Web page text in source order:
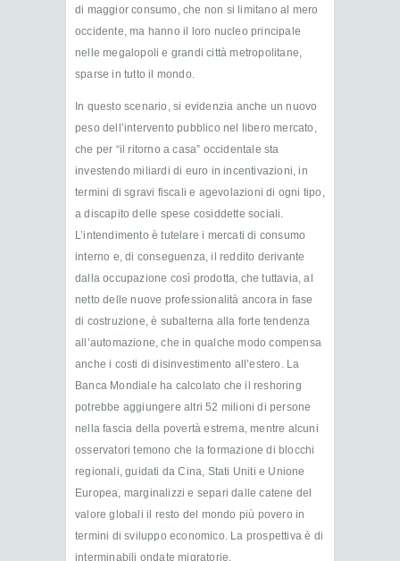
di maggior consumo, che non si limitano al mero
occidente, ma hanno il loro nucleo principale
nelle megalopoli e grandi città metropolitane,
sparse in tutto il mondo.
In questo scenario, si evidenzia anche un nuovo
peso dell’intervento pubblico nel libero mercato,
che per “il ritorno a casa” occidentale sta
investendo miliardi di euro in incentivazioni, in
termini di sgravi fiscali e agevolazioni di ogni tipo,
a discapito delle spese cosiddette sociali.
L’intendimento è tutelare i mercati di consumo
interno e, di conseguenza, il reddito derivante
dalla occupazione così prodotta, che tuttavia, al
netto delle nuove professionalità ancora in fase
di costruzione, è subalterna alla forte tendenza
all’automazione, che in qualche modo compensa
anche i costi di disinvestimento all’estero. La
Banca Mondiale ha calcolato che il reshoring
potrebbe aggiungere altri 52 milioni di persone
nella fascia della povertà estrema, mentre alcuni
osservatori temono che la formazione di blocchi
regionali, guidati da Cina, Stati Uniti e Unione
Europea, marginalizzi e separi dalle catene del
valore globali il resto del mondo più povero in
termini di sviluppo economico. La prospettiva è di
interminabili ondate migratorie.